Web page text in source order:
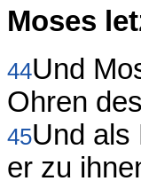
Moses
44Und
Ohren
45Und als
er zu